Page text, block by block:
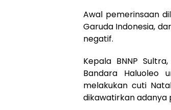
Awal pemerinsaan
Garuda Indonesia,
negatif.
Kepala BNNP
Bandara Haluoleo
melakukan cuti
dikawatirkan adanya